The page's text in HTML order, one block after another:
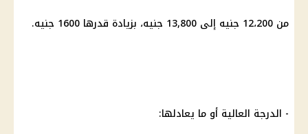
من 12،200 جنيه إلى 13,800 جنيه، بزيادة قدرها 1600 جنيه.
- الدرجة العالية أو ما يعادلها: